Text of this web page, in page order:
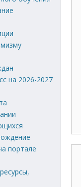
на 2026-2027
портале